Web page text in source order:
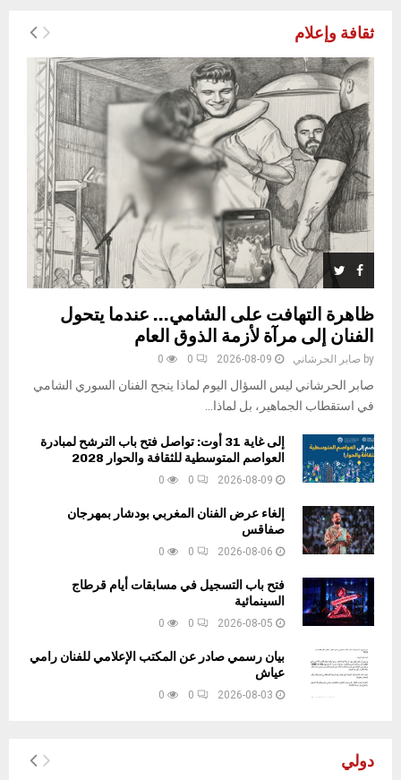
ثقافة وإعلام
ظاهرة التهافت على الشامي… عندما يتحول
الفنان إلى مرآة لأزمة الذوق العام
by صابر الحرشاني 2026-08-09
0
0
صابر الحرشاني ليس السؤال اليوم لماذا ينجح الفنان السوري الشامي
في استقطاب الجماهير، بل لماذا...
إلى غاية 31 أوت: تواصل فتح باب الترشح لمبادرة
العواصم المتوسطية للثقافة والحوار 2028
2026-08-09
0
0
إلغاء عرض الفنان المغربي بودشار بمهرجان
صفاقس
2026-08-06
0
0
فتح باب التسجيل في مسابقات أيام قرطاج
السينمائية
2026-08-05
0
0
بيان رسمي صادر عن المكتب الإعلامي للفنان رامي
عياش
2026-08-03
0
0
دولي